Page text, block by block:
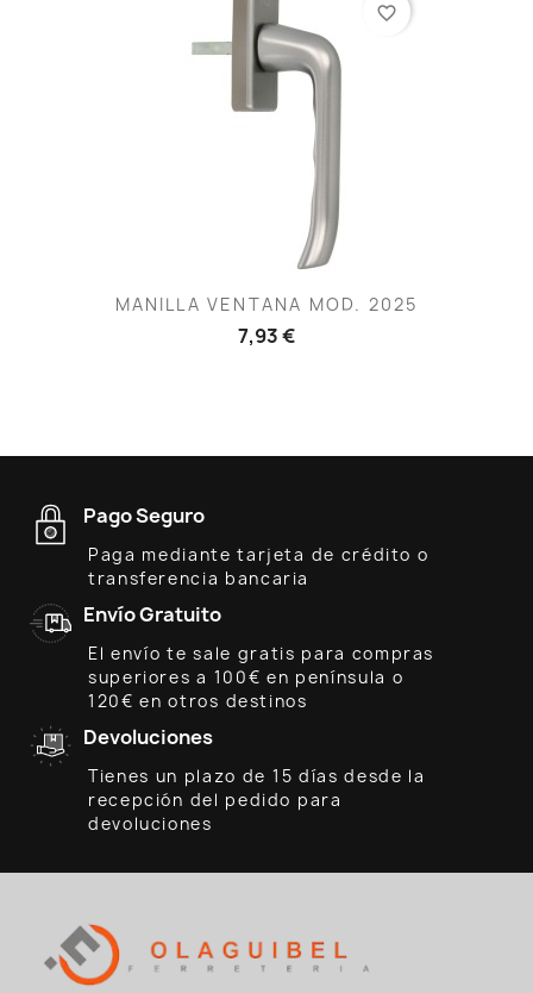
MANILLA VENTANA MOD. 2025
7,93 €
favorite_border
Pago Seguro
Paga mediante tarjeta de crédito o
transferencia bancaria
Envío Gratuito
El envío te sale gratis para compras
superiores a 100€ en península o
120€ en otros destinos
Devoluciones
Tienes un plazo de 15 días desde la
recepción del pedido para
devoluciones